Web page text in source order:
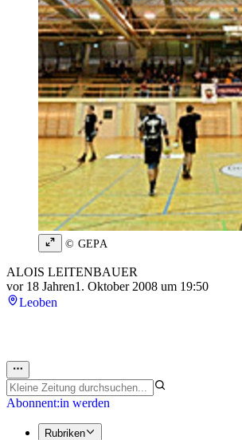
© GEPA
ALOIS LEITENBAUER
vor 18 Jahren1. Oktober 2008 um 19:50
Leoben
Abonnent:in werden
Rubriken